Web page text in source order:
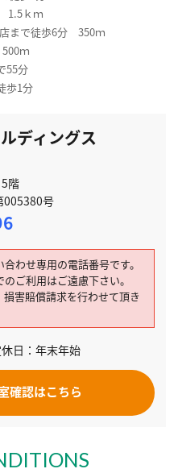
1.5ｋｍ
まで徒歩6分 350ｍ
ｍ
55分
歩1分
ディングス
階
005380号
わせ専用の電話番号です。
ご利用はご遠慮下さい。
害賠償請求を行わせて頂き
日：年末年始
確認はこちら